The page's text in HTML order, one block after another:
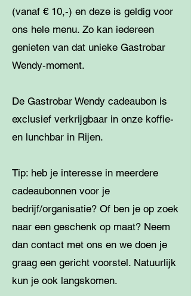
(vanaf € 10,-) en deze is geldig voor
ons hele menu. Zo kan iedereen
genieten van dat unieke Gastrobar
Wendy-moment.
De Gastrobar Wendy cadeaubon is
exclusief verkrijgbaar in onze koffie-
en lunchbar in Rijen.
Tip: heb je interesse in meerdere
cadeaubonnen voor je
bedrijf/organisatie? Of ben je op zoek
naar een geschenk op maat? Neem
dan contact met ons en we doen je
graag een gericht voorstel. Natuurlijk
kun je ook langskomen.